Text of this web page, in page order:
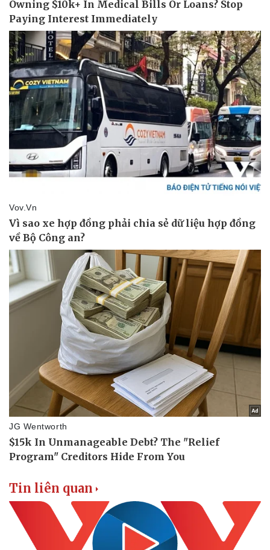
Doanh nghiệp
Thông tin doanh nghiệp
Doanh nghiệp 24h
Doanh nhân
Vì cộng đồng
Sành điệu
Trải nghiệm
Chuyển đổi số
Tin liên quan